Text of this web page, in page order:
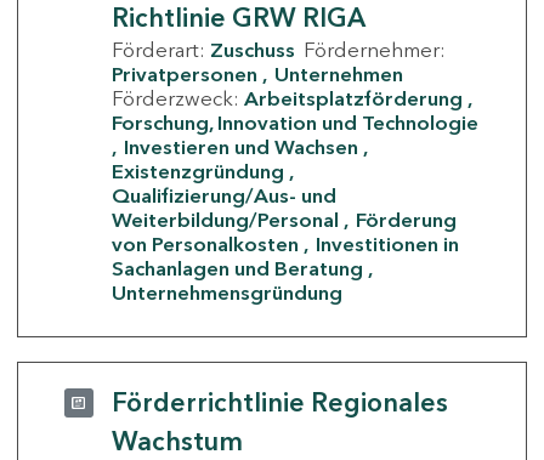
Richtlinie GRW RIGA
Förderart: Zuschuss Fördernehmer:
Privatpersonen
Unternehmen
Förderzweck: Arbeitsplatzförderung
Forschung, Innovation und Technologie
Investieren und Wachsen
Existenzgründung
Qualifizierung/Aus- und
Weiterbildung/Personal
Förderung
von Personalkosten
Investitionen in
Sachanlagen und Beratung
Unternehmensgründung
Förderrichtlinie Regionales
Wachstum